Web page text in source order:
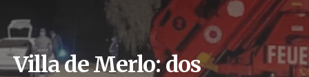
Villa de Merlo: dos